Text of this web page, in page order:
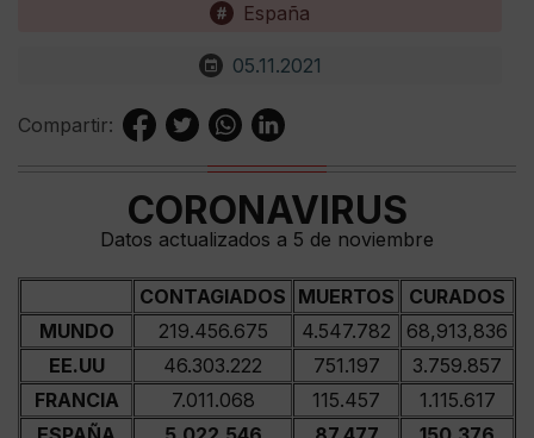
España
05.11.2021
Compartir:
CORONAVIRUS
Datos actualizados a 5 de noviembre
CONTAGIADOS MUERTOS
CURADOS
MUNDO
219.456.675 4.547.782
68,913,836
EE.UU
46.303.222 751.197
3.759.857
FRANCIA
7.011.068 115.457
1.115.617